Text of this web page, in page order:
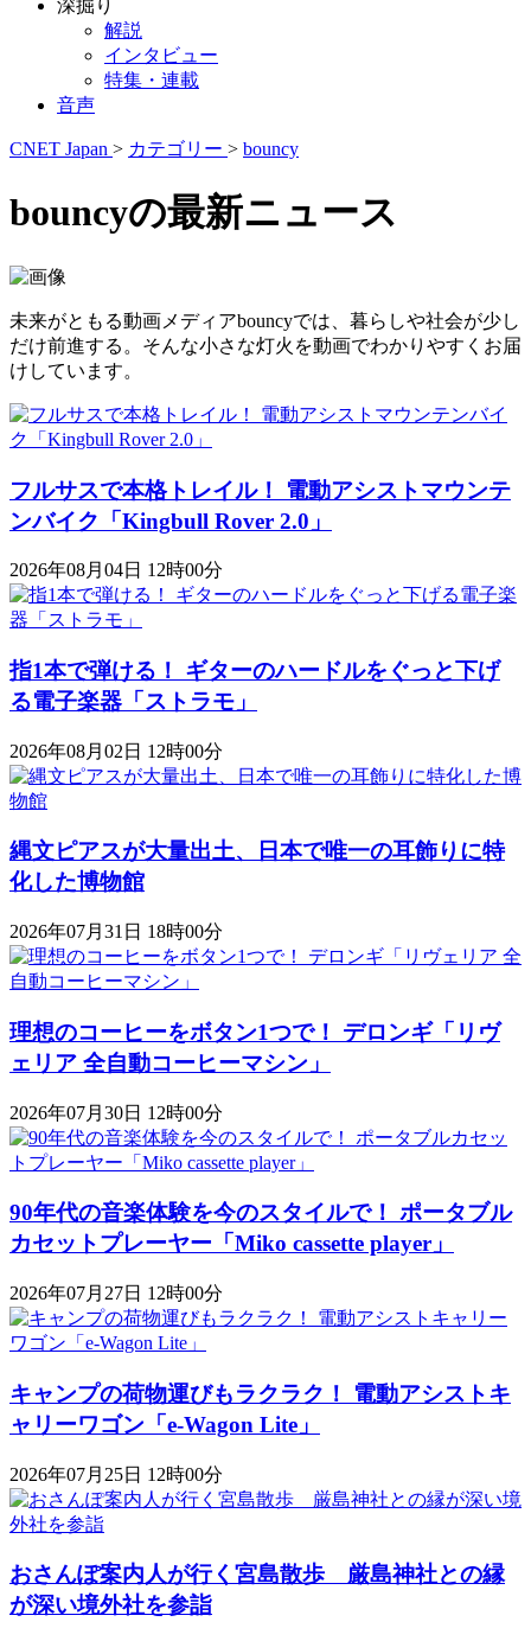
深掘り
解説
インタビュー
特集・連載
音声
CNET Japan > カテゴリー > bouncy
bouncyの最新ニュース
未来がともる動画メディアbouncyでは、暮らしや社会が少し
だけ前進する。そんな小さな灯火を動画でわかりやすくお届
けしています。
フルサスで本格トレイル！ 電動アシストマウンテ
ンバイク「Kingbull Rover 2.0」
2026年08月04日 12時00分
指1本で弾ける！ ギターのハードルをぐっと下げ
る電子楽器「ストラモ」
2026年08月02日 12時00分
縄文ピアスが大量出土、日本で唯一の耳飾りに特
化した博物館
2026年07月31日 18時00分
理想のコーヒーをボタン1つで！ デロンギ「リヴ
ェリア 全自動コーヒーマシン」
2026年07月30日 12時00分
90年代の音楽体験を今のスタイルで！ ポータブル
カセットプレーヤー「Miko cassette player」
2026年07月27日 12時00分
キャンプの荷物運びもラクラク！ 電動アシストキ
ャリーワゴン「​​e-Wagon Lite」
2026年07月25日 12時00分
おさんぽ案内人が行く宮島散歩 厳島神社との縁
が深い境外社を参詣